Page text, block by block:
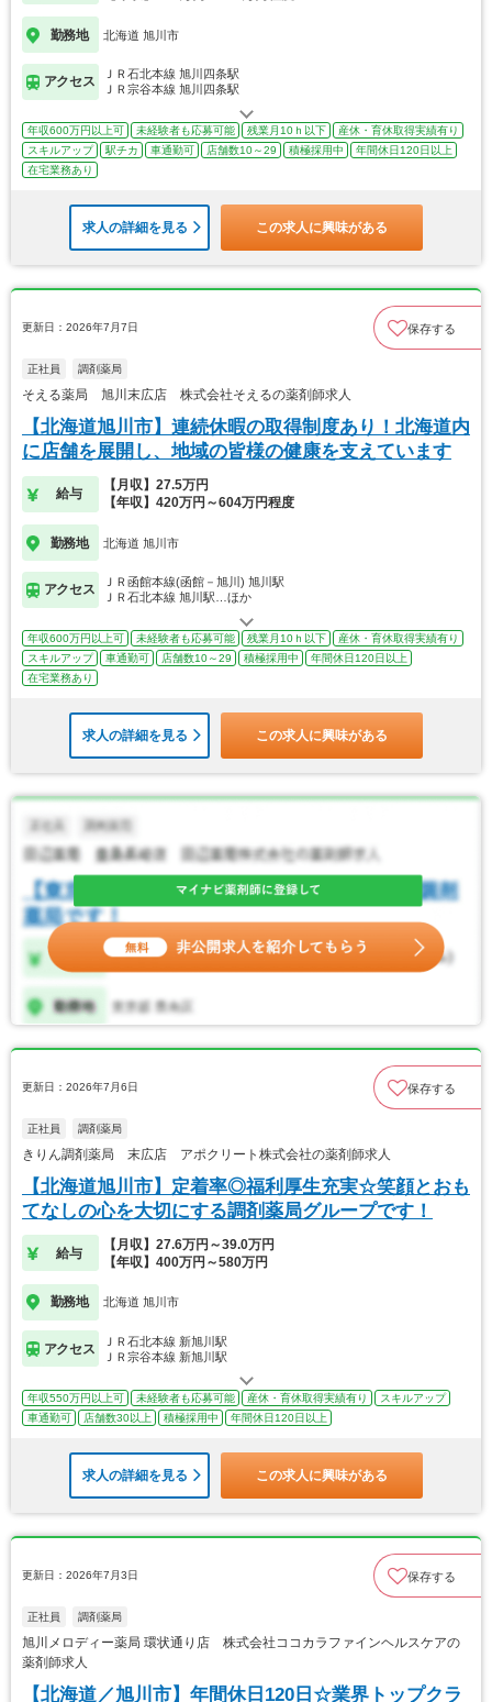
勤務地 北海道 旭川市
アクセス
ＪＲ石北本線 旭川四条駅
ＪＲ宗谷本線 旭川四条駅
年収600万円以上可 未経験者も応募可能 残業月10ｈ以下
産休・育休取得実績有り
スキルアップ
駅チカ 車通勤可 店舗数10～29 積極採用中
年間休日120日以上
在宅業務あり
求人の詳細を見る この求人に興味がある
更新日：2026年7月7日 保存する
正社員 調剤薬局
そえる薬局 旭川末広店 株式会社そえるの薬剤師求人
【北海道旭川市】連続休暇の取得制度あり！北海道内
に店舗を展開し、地域の皆様の健康を支えています
給与
【月収】27.5万円
【年収】420万円～604万円程度
勤務地 北海道 旭川市
アクセス
ＪＲ函館本線(函館－旭川) 旭川駅
ＪＲ石北本線 旭川駅…ほか
年収600万円以上可 未経験者も応募可能 残業月10ｈ以下
産休・育休取得実績有り
スキルアップ
車通勤可 店舗数10～29 積極採用中
年間休日120日以上
在宅業務あり
求人の詳細を見る この求人に興味がある
更新日：2026年7月6日 保存する
正社員 調剤薬局
きりん調剤薬局 末広店 アポクリート株式会社の薬剤師求人
【北海道旭川市】定着率◎福利厚生充実☆笑顔とおも
てなしの心を大切にする調剤薬局グループです！
給与
【月収】27.6万円～39.0万円
【年収】400万円～580万円
勤務地 北海道 旭川市
アクセス
ＪＲ石北本線 新旭川駅
ＪＲ宗谷本線 新旭川駅
年収550万円以上可 未経験者も応募可能 産休・育休取得実績有り
スキルアップ
車通勤可
店舗数30以上 積極採用中 年間休日120日以上
求人の詳細を見る この求人に興味がある
更新日：2026年7月3日 保存する
正社員 調剤薬局
旭川メロディー薬局 環状通り店 株式会社ココカラファインヘルスケアの
薬剤師求人
【北海道／旭川市】年間休日120日☆業界トップクラ